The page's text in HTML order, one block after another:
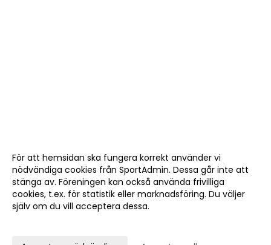
För att hemsidan ska fungera korrekt använder vi
nödvändiga cookies från SportAdmin. Dessa går inte att
stänga av. Föreningen kan också använda frivilliga
cookies, t.ex. för statistik eller marknadsföring. Du väljer
själv om du vill acceptera dessa.